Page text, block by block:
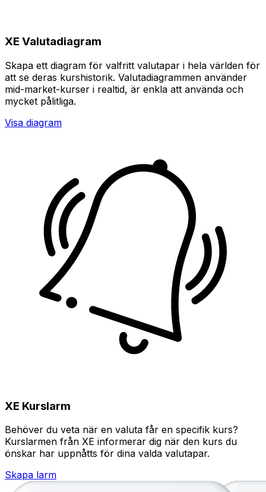
XE Valutadiagram
Skapa ett diagram för valfritt valutapar i hela världen för
att se deras kurshistorik. Valutadiagrammen använder
mid-market-kurser i realtid, är enkla att använda och
mycket pålitliga.
Visa diagram
XE Kurslarm
Behöver du veta när en valuta får en specifik kurs?
Kurslarmen från XE informerar dig när den kurs du
önskar har uppnåtts för dina valda valutapar.
Skapa larm